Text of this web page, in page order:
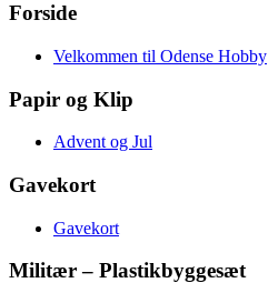
Forside
Velkommen til Odense Hobby
Papir og Klip
Advent og Jul
Gavekort
Gavekort
Militær – Plastikbyggesæt